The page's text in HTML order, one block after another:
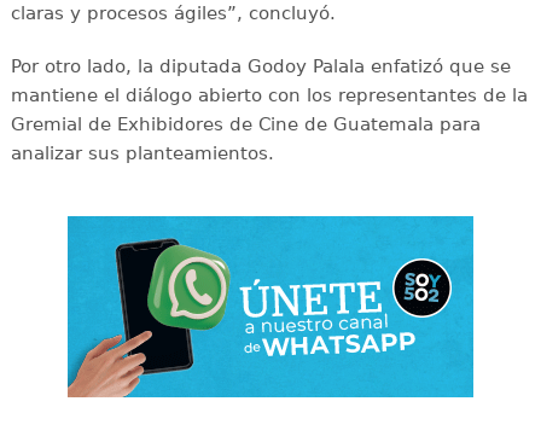
claras y procesos ágiles”, concluyó.
Por otro lado, la diputada Godoy Palala enfatizó que se
mantiene el diálogo abierto con los representantes de la
Gremial de Exhibidores de Cine de Guatemala para
analizar sus planteamientos.